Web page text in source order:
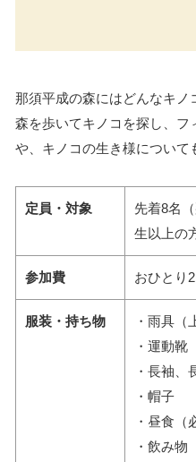
那須平成の森にはどんなキノ
森を歩いてキノコを探し、
や、キノコの生き様について
定員・対象
先着8名
生以上の
参加費 おひとり
服装・持ち物
・雨具（
・運動靴
・長袖、
・帽子
・昼食（
・飲み物